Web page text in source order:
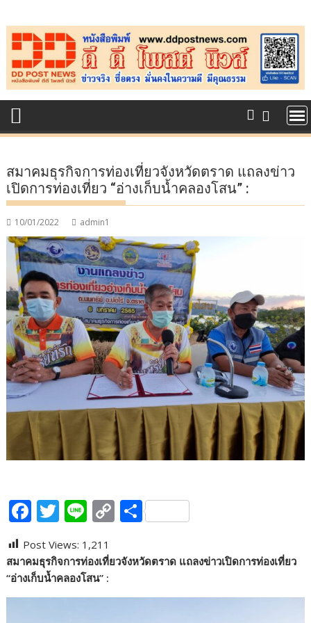
to
content
สมาคมธุรกิจการท่องเที่ยวจังหวัดตราด แถลงข่าว
เปิดการท่องเที่ยว “อ่างเก็บน้ำคลองโสน” :
10/01/2022 admin1
F
ac
e
b
o
T
w
itt
er
Li
n
e
C
o
p
Li
S
h
ar
Post Views: 1,211
สมาคมธุรกิจการท่องเที่ยวจังหวัดตราด แถลงข่าวเปิดการท่องเที่ยว
“อ่างเก็บน้ำคลองโสน” :